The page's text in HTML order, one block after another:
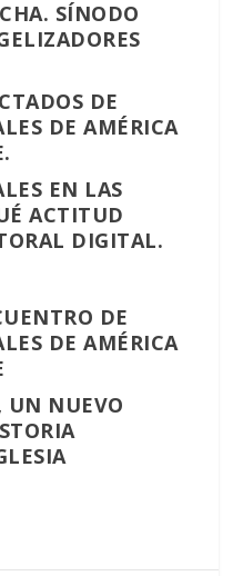
SÍNODO
DE
DE AMÉRICA
EN LAS
ACTITUD
DIGITAL.
DE
DE AMÉRICA
UN NUEVO